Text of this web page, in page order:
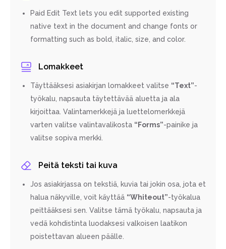
Paid Edit Text lets you edit supported existing
native text in the document and change fonts or
formatting such as bold, italic, size, and color.
Lomakkeet
Täyttääksesi asiakirjan lomakkeet valitse “Text”-
työkalu, napsauta täytettävää aluetta ja ala
kirjoittaa. Valintamerkkejä ja luettelomerkkejä
varten valitse valintavalikosta “Forms”-painike ja
valitse sopiva merkki.
Peitä teksti tai kuva
Jos asiakirjassa on tekstiä, kuvia tai jokin osa, jota et
halua näkyville, voit käyttää “Whiteout”-työkalua
peittääksesi sen. Valitse tämä työkalu, napsauta ja
vedä kohdistinta luodaksesi valkoisen laatikon
poistettavan alueen päälle.